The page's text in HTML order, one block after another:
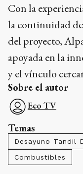
Con la
la continuidad
del proyecto,
apoyada en la
y el vínculo
Sobre el autor
Eco TV
Temas
Desayuno Tandil
Combustibles